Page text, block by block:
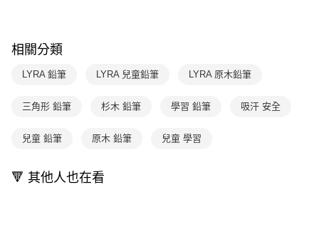
資料（包含姓名、電話或地址）提供予台灣大哥大進項蒐集、處理及利用，
3.完整用戶服務條款，請詳閱以下連結：
https://oppay.tw/userRule
※ 交易是否成功請以「AFTEE先享後付 」之結帳頁面顯示為準，若有關於
是否繳費成功／繳費後需取消欲退款等相關疑問，請聯繫「AFTEE先享後付
客戶支援中心」
https://netprotections.freshdesk.com/support/home
１．透過由恩沛科技股份有限公司提供之「AFTEE先享後付」服務完成之交
權轉讓予恩沛科技股份有限公司。
３．未成年的使用者請事先徵得法定代理人或監護人之同意方可使用
「AFTEE先享後付」，若未經同意申辦者引起之損失，本公司不負相關責
離島宅配（澎湖、金門、馬祖、小琉球；不適用於郵局i郵箱）
相關分類
LYRA 鉛筆 LYRA 兒童鉛筆 LYRA 原木鉛筆
三角形 鉛筆 杉木 鉛筆 學習 鉛筆 吸汗 安全
兒童 鉛筆 原木 鉛筆 兒童 學習
🔻 其他人也在看